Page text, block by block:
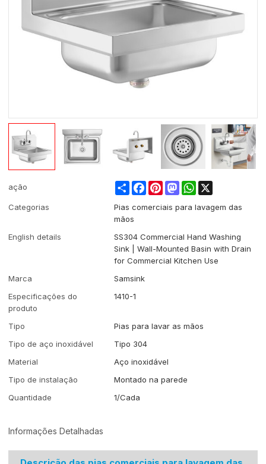
ação ShareFacebookPinterestMastodonWhatsApp
Categorias
Pias comerciais para lavagem das
mãos
English details
SS304 Commercial Hand Washing
Sink | Wall-Mounted Basin with Drain
for Commercial Kitchen Use
Marca
Samsink
Especificações do
produto
1410-1
Tipo
Pias para lavar as mãos
Tipo de aço inoxidável
Tipo 304
Material
Aço inoxidável
Tipo de instalação
Montado na parede
Quantidade
1/Cada
Informações Detalhadas